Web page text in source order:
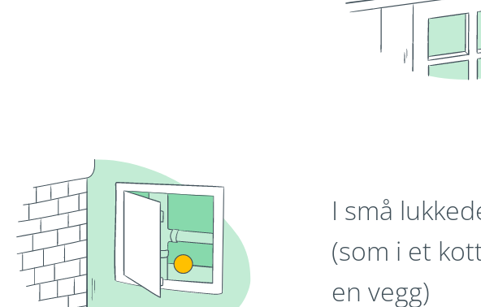
I små
(som i et
en vegg)